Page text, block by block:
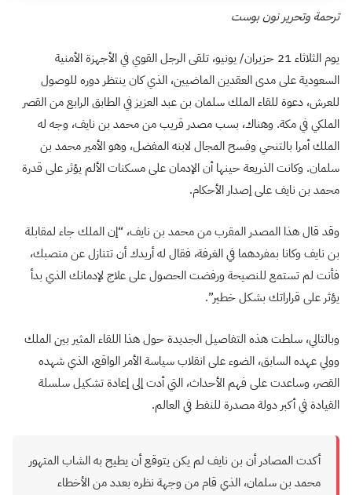
ترحمة وتحرير نون بوست
يوم الثلاثاء 21 حزيران/ يونيو، تلقى الرجل القوي في الأجهزة الأمنية
السعودية على مدى العقدين الماضيين، الذي كان ينتظر دوره للوصول
للعرش، دعوة للقاء الملك سلمان بن عبد العزيز في الطابق الرابع من القصر
الملكي في مكة. وهناك، بسب مصدر قريب من محمد بن نايف، وجه له
الملك أمرا بالتنحي وفسح المجال لابنه المفضل، وهو الأمير محمد بن
سلمان. وكانت الذريعة حينها أن الإدمان على مسكنات الألم يؤثر على قدرة
محمد بن نايف على إصدار الأحكام.
وقد قال هذا المصدر المقرب من محمد بن نايف، “إن الملك جاء لمقابلة
بن نايف وكانا بمفردهما في الغرفة، فقال له أريدك أن تتنازل عن منصبك،
فأنت لم تستمع للنصيحة ورفضت الحصول على علاج لإدمانك الذي بدأ
يؤثر على قراراتك بشكل خطير”.
وبالتالي، سلطت هذه التفاصيل الجديدة حول هذا اللقاء المثير بين الملك
وولي عهده السابق، الضوء على انقلاب سياسة الأمر الواقع، الذي شهده
القصر، وساعدت على فهم الأحداث، التي أدت إلى إعادة تشكيل سلسلة
القيادة في أكبر دولة مصدرة للنفط في العالم.
أكدت المصادر أن بن نايف لم يكن يتوقع أن يطيح به الشاب المتهور
محمد بن سلمان، الذي قام من وجهة نظره بعدد من الأخطاء